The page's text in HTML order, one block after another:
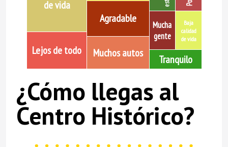
de vida
Agradable
Lejos de todo Muchos autos
Mucha
gente
Baja
calidad
de vida
Tranquilo
¿Cómo llegas al
Centro Histórico?